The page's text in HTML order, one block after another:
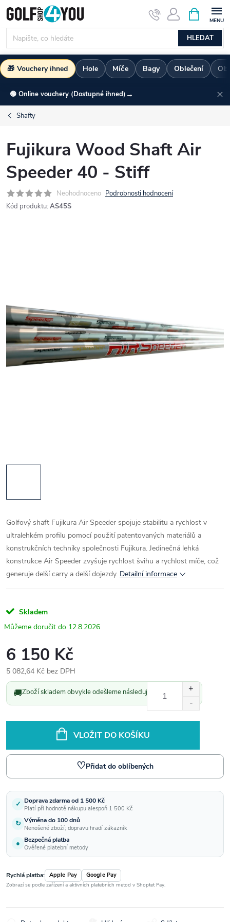
Přejít
na
obsah
HLEDAT
NÁKUPNÍ
KOŠÍK
🎁 Vouchery ihned Hole Míče Bagy Oblečení
🟢 Online vouchery (Dostupné ihned) →
Shafty
Fujikura Wood Shaft Air
Speeder 40 - Stiff
Neohodnoceno Podrobnosti hodnocení
Kód produktu: AS45S
Golfový shaft Fujikura Air Speeder spojuje stabilitu a rychlost v
ultralehkém profilu pomocí použití patentovaných materiálů a
konstrukčních techniky společnosti Fujikura. Jedinečná lehká
konstrukce Air Speeder zvyšuje rychlost švihu a rychlost míče, což
generuje delší carry a delší dojezdy. Detailní informace
Skladem
12.8.2026
6 150 Kč
5 082,64 Kč bez DPH
Měrná
cena:
🚚Zboží skladem obvykle odešleme následující pracovní den.
VLOŽIT DO KOŠÍKU
♡Přidat do oblíbených
✓ Doprava zdarma od 1 500 Kč
Platí při hodnotě nákupu alespoň 1 500 Kč
↻ Výměna do 100 dnů
Nenošené zboží; dopravu hradí zákazník
● Bezpečná platba
Ověřené platební metody
Rychlá platba: Apple Pay Google Pay
Zobrazí se podle zařízení a aktivních platebních metod v Shoptet Pay.